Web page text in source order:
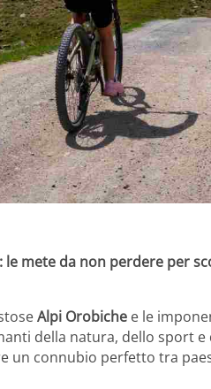
mete da non perdere per
Alpi Orobiche e le
della natura, dello sport
connubio perfetto tra